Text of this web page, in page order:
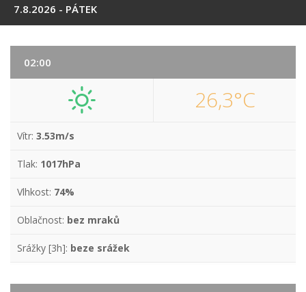
7.8.2026 - PÁTEK
02:00
26,3°C
Vítr: 3.53m/s
Tlak: 1017hPa
Vlhkost: 74%
Oblačnost: bez mraků
Srážky [3h]: beze srážek